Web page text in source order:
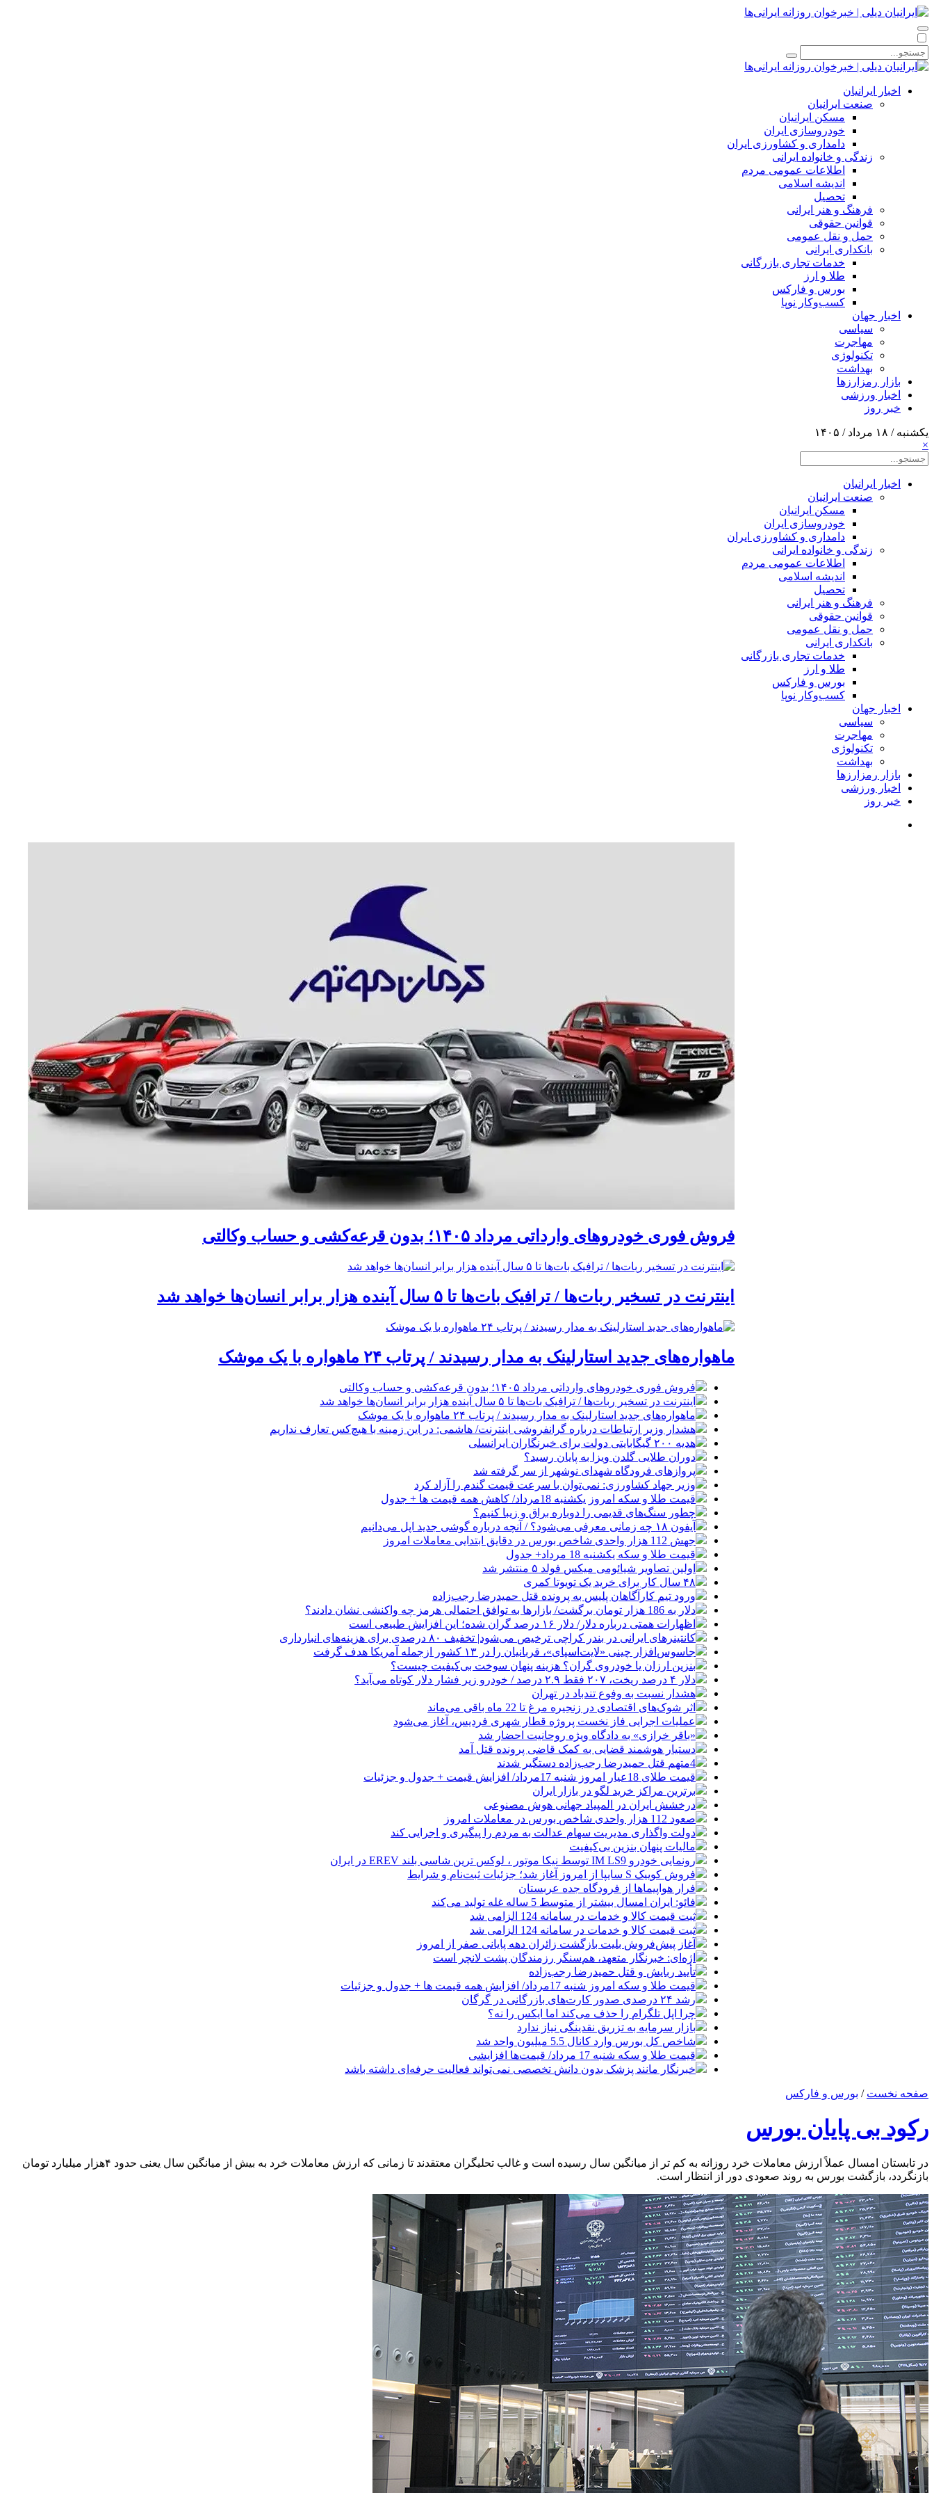
اخبار ایرانیان
صنعت ایرانیان
مسکن ایرانیان
خودروسازی ایران
دامداری و کشاورزی ایران
زندگی و خانواده ایرانی
اطلاعات عمومی مردم
اندیشه اسلامی
تحصیل
فرهنگ و هنر ایرانی
قوانین حقوقی
حمل و نقل عمومی
بانکداری ایرانی
خدمات تجاری بازرگانی
طلا و ارز
بورس و فارکس
کسب‌وکار نوپا
اخبار جهان
سیاسی
مهاجرت
تکنولوژی
بهداشت
بازار رمزارزها
اخبار ورزشی
خبر روز
یکشنبه / ۱۸ مرداد / ۱۴۰۵
×
اخبار ایرانیان
صنعت ایرانیان
مسکن ایرانیان
خودروسازی ایران
دامداری و کشاورزی ایران
زندگی و خانواده ایرانی
اطلاعات عمومی مردم
اندیشه اسلامی
تحصیل
فرهنگ و هنر ایرانی
قوانین حقوقی
حمل و نقل عمومی
بانکداری ایرانی
خدمات تجاری بازرگانی
طلا و ارز
بورس و فارکس
کسب‌وکار نوپا
اخبار جهان
سیاسی
مهاجرت
تکنولوژی
بهداشت
بازار رمزارزها
اخبار ورزشی
خبر روز
فروش فوری خودروهای وارداتی مرداد ۱۴۰۵؛ بدون قرعه‌کشی و حساب وکالتی
اینترنت در تسخیر ربات‌ها / ترافیک بات‌ها تا ۵ سال آینده هزار برابر انسان‌ها خواهد شد
ماهواره‌های جدید استارلینک به مدار رسیدند / پرتاب ۲۴ ماهواره با یک موشک
فروش فوری خودروهای وارداتی مرداد ۱۴۰۵؛ بدون قرعه‌کشی و حساب وکالتی
اینترنت در تسخیر ربات‌ها / ترافیک بات‌ها تا ۵ سال آینده هزار برابر انسان‌ها خواهد شد
ماهواره‌های جدید استارلینک به مدار رسیدند / پرتاب ۲۴ ماهواره با یک موشک
هشدار وزیر ارتباطات درباره گرانفروشی اینترنت/ هاشمی: در این زمینه با هیچ‌کس تعارف نداریم
هدیه ۲۰۰ گیگابایتی دولت برای خبرنگاران ایرانسلی
دوران طلایی گلدن ویزا به پایان رسید؟
پروازهای فرودگاه شهدای نوشهر از سر گرفته شد
وزیر جهاد کشاورزی: نمی‌توان با سرعت قیمت گندم را آزاد کرد
قیمت طلا و سکه امروز یکشنبه 18مرداد/ کاهش همه قیمت ها + جدول
چطور سنگ‌های قدیمی را دوباره براق و زیبا کنیم؟
آیفون ۱۸ چه زمانی معرفی می‌شود؟ / آنچه درباره گوشی جدید اپل می‌دانیم
جهش 112 هزار واحدی شاخص بورس در دقایق ابتدایی معاملات امروز
قیمت طلا و سکه یکشنبه 18 مرداد+ جدول
اولین تصاویر شیائومی میکس فولد ۵ منتشر شد
۴۸ سال کار برای خرید یک تویوتا کمری
ورود تیم کارآگاهان پلیس به پرونده قتل حمیدرضا رجب‌زاده
دلار به 186 هزار تومان برگشت/ بازارها به توافق احتمالی هرمز چه واکنشی نشان دادند؟
اظهارات همتی درباره دلار/ دلار ۱۶ درصد گران شده؛ این افزایش طبیعی است
کانتینرهای ایرانی در بندر کراچی ترخیص می‌شود| تخفیف ۸۰ درصدی برای هزینه‌های انبارداری
جاسوس‌افزار چینی «لایت‌اسپای»، قربانیان را در ۱۳ کشور ازجمله آمریکا هدف گرفت
بنزین ارزان یا خودروی گران؟ هزینه پنهان سوخت بی‌کیفیت چیست؟
دلار ۴ درصد ریخت، ۲۰۷ فقط ۲.۹ درصد / خودرو زیر فشار دلار کوتاه می‌آید؟
هشدار نسبت به وفوع تندباد در تهران
اثر شوک‌های اقتصادی در زنجیره مرغ تا 22 ماه باقی می‌ماند
عملیات اجرایی فاز نخست پروژه قطار شهری فردیس، آغاز می‌شود
«باقر خرازی» به دادگاه ویژه روحانیت احضار شد
دستیار هوشمند قضایی به کمک قاضی پرونده قتل آمد
4متهم قتل حمیدرضا رجب‌زاده دستگیر شدند
قیمت طلای 18عیار امروز شنبه 17مرداد/ افزایش قیمت + جدول و جزئیات
برترین مراکز خرید لگو در بازار ایران
درخشش ایران در المپیاد جهانی هوش مصنوعی
صعود 112 هزار واحدی شاخص بورس در معاملات امروز
دولت واگذاری مدیریت سهام عدالت به مردم را پیگیری و اجرایی کند
مالیات پنهان بنزین بی‌کیفیت
رونمایی خودرو IM LS9 توسط نیکا موتور ، لوکس ترین شاسی بلند EREV در ایران
فروش کوییک S سایپا از امروز آغاز شد؛ جزئیات ثبت‌نام و شرایط
فرار هواپیماها از فرودگاه جده عربستان
فائو: ایران امسال بیشتر از متوسط 5 ساله غله تولید می‌کند
ثبت قیمت کالا و خدمات در سامانه 124 الزامی شد
ثبت قیمت کالا و خدمات در سامانه 124 الزامی شد
آغاز پیش‌فروش بلیت بازگشت زائران دهه پایانی صفر از امروز
اژه‌ای: خبرنگار متعهد، هم‌سنگر رزمندگان پشت لانچر است
تأیید ربایش و قتل حمیدرضا رجب‌زاده
قیمت طلا و سکه امروز شنبه 17مرداد/ افزایش همه قیمت ها + جدول و جزئیات
رشد ۲۴ درصدی صدور کارت‌های بازرگانی در گرگان
چرا اپل تلگرام را حذف می‌کند اما ایکس را نه؟
بازار سرمایه به تزریق نقدینگی نیاز ندارد
شاخص کل بورس وارد کانال 5.5 میلیون واحد شد
قیمت طلا و سکه شنبه 17 مرداد/ قیمت‌ها افزایشی
خبرنگار مانند پزشک بدون دانش تخصصی نمی‌تواند فعالیت حرفه‌ای داشته باشد
صفحه نخست / بورس و فارکس
رکود بی پایان بورس
در تابستان امسال عملاً ارزش معاملات خرد روزانه به کم تر از میانگین سال رسیده است و غالب تحلیگران معتقدند تا زمانی که ارزش معاملات خرد به بیش از میانگین سال یعنی حدود ۴هزار میلیارد تومان
بازنگردد، بازگشت بورس به روند صعودی دور از انتظار است.